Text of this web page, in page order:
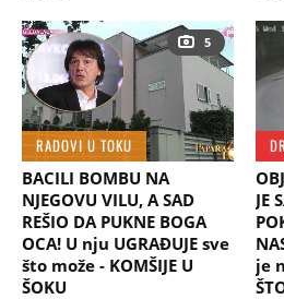
5
RADOVI U TOKU
BACILI BOMBU NA
NJEGOVU VILU, A SAD
REŠIO DA PUKNE BOGA
OCA! U nju UGRAĐUJE sve
što može - KOMŠIJE U
ŠOKU
JE
je